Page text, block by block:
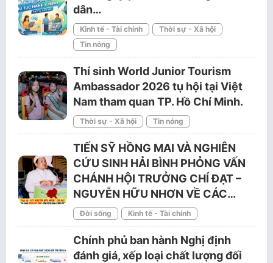
dân…
Kinh tế - Tài chính
Thời sự - Xã hội
Tin nóng
Thí sinh World Junior Tourism
Ambassador 2026 tụ hội tại Việt
Nam tham quan TP. Hồ Chí Minh.
Thời sự - Xã hội Tin nóng
TIẾN SỸ HỒNG MAI VÀ NGHIÊN
CỨU SINH HẢI BÌNH PHỎNG VẤN
CHÁNH HỘI TRƯỞNG CHÍ ĐẠT –
NGUYỄN HỮU NHƠN VỀ CÁC…
Đời sống Kinh tế - Tài chính
Chính phủ ban hành Nghị định
đánh giá, xếp loại chất lượng đối